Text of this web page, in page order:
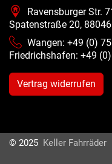
Ravensburger Str.
Spatenstraße 20,
Wangen: +49 (0)
Friedrichshafen: +49 (0)
Vertrag widerrufen
© 2025 Keller Fahrräder